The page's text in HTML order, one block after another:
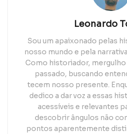
Leonardo
Sou um apaixonado pelas
nosso mundo e pela
Como historiador,
passado, buscando
tecem nosso presente.
dedico a dar voz a essas
acessíveis e relevantes
descobrir ângulos não
pontos aparentemente